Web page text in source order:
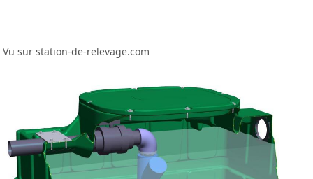
Vu sur station-de-relevage.com